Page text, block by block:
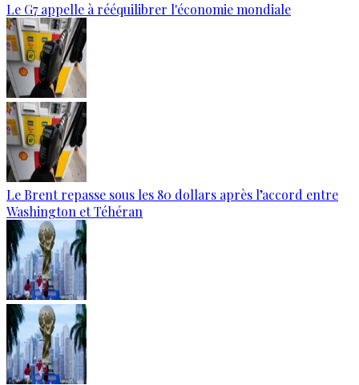
Le G7 appelle à rééquilibrer l'économie mondiale
Le Brent repasse sous les 80 dollars après l’accord entre
Washington et Téhéran